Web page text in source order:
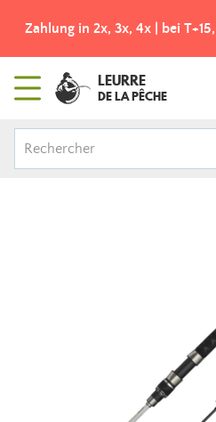
Zahlung in 2x, 3x, 4x | bei
LEURRE
DE LA PÊCHE